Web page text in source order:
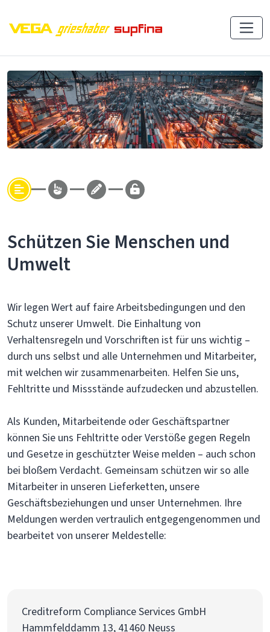
Schützen Sie Menschen und
Umwelt
Wir legen Wert auf faire Arbeitsbedingungen und den
Schutz unserer Umwelt. Die Einhaltung von
Verhaltensregeln und Vorschriften ist für uns wichtig –
durch uns selbst und alle Unternehmen und Mitarbeiter,
mit welchen wir zusammenarbeiten. Helfen Sie uns,
Fehltritte und Missstände aufzudecken und abzustellen.
Als Kunden, Mitarbeitende oder Geschäftspartner
können Sie uns Fehltritte oder Verstöße gegen Regeln
und Gesetze in geschützter Weise melden – auch schon
bei bloßem Verdacht. Gemeinsam schützen wir so alle
Mitarbeiter in unseren Lieferketten, unsere
Geschäftsbeziehungen und unser Unternehmen. Ihre
Meldungen werden vertraulich entgegengenommen und
bearbeitet von unserer Meldestelle:
Creditreform Compliance Services GmbH
Hammfelddamm 13, 41460 Neuss